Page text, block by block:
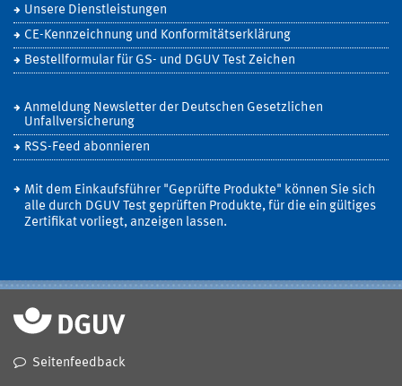
Unsere Dienstleistungen
CE-Kennzeichnung und Konformitätserklärung
Bestellformular für GS- und DGUV Test Zeichen
Anmeldung Newsletter der Deutschen Gesetzlichen
Unfallversicherung
RSS-Feed abonnieren
Mit dem Einkaufsführer "Geprüfte Produkte" können Sie sich
alle durch DGUV Test geprüften Produkte, für die ein gültiges
Zertifikat vorliegt, anzeigen lassen.
Seitenfeedback